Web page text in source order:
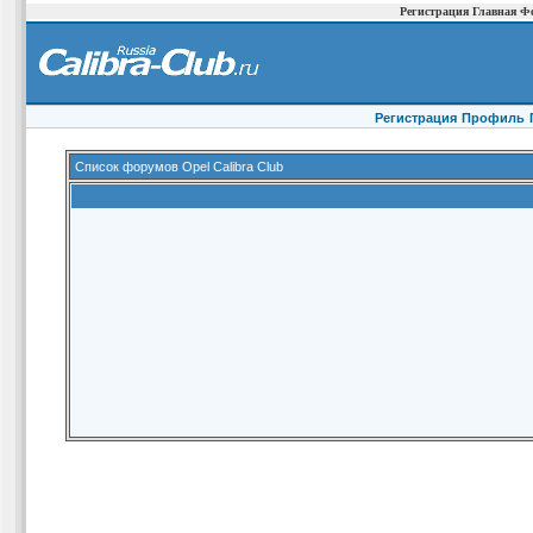
Регистрация Главная
Регистрация Профиль
Список форумов Opel Calibra Club